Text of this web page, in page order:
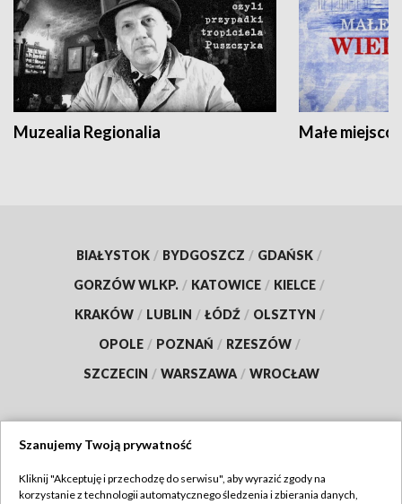
Muzealia Regionalia Małe
BIAŁYSTOK / BYDGOSZCZ / GDAŃSK /
GORZÓW WLKP. / KATOWICE / KIELCE /
KRAKÓW / LUBLIN / ŁÓDŹ / OLSZTYN /
OPOLE / POZNAŃ / RZESZÓW /
SZCZECIN / WARSZAWA / WROCŁAW
TVP
Szanujemy Twoją prywatność
Kliknij "Akceptuję i przechodzę do serwisu", aby wyrazić zgody na
korzystanie z technologii automatycznego śledzenia i zbierania danych,